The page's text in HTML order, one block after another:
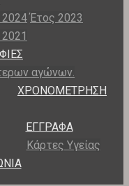
Έτος 2023
αγώνων.
ΧΡΟΝΟΜΕΤΡΗΣΗ
ΕΓΓΡΑΦΑ
Κάρτες Υγείας